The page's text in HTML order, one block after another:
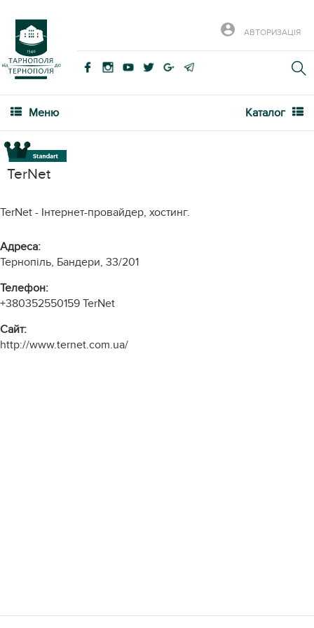
АВТОРИЗАЦІЯ
Меню Каталог
TerNet
TerNet - Інтернет-провайдер, хостинг.
Адреса:
Тернопіль, Бандери, 33/201
Телефон:
+380352550159 TerNet
Cайт:
http://www.ternet.com.ua/